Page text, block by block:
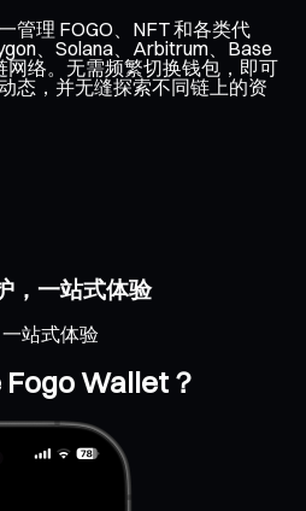
管理 FOGO、NFT 和各类代
、Solana、Arbitrum、Base
网络。无需频繁切换钱包，即可
态，并无缝探索不同链上的资
，一站式体验
站式体验
Wallet？